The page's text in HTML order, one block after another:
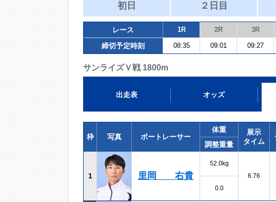
初日 ２日目
レース 1R 2R 3R
締切予定時刻 08:35 09:01 09:27
サンライズＶ戦 1800m
出走表 オッズ
枠 写真 ボートレーサー
体重
展示
タイム
調整重量
1 里岡 右貴
52.0kg
6.76
0.0